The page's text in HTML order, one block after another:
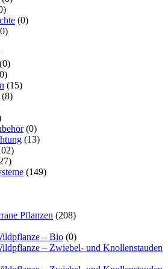
(0)
(15)
(8)
(0)
(13)
(149)
Pflanzen (208)
– Bio (0)
– Zwiebel- und Knollenstauden